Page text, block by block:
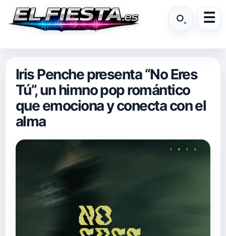
Iris Penche presenta “No Eres
Tú”, un himno pop romántico
que emociona y conecta con el
alma